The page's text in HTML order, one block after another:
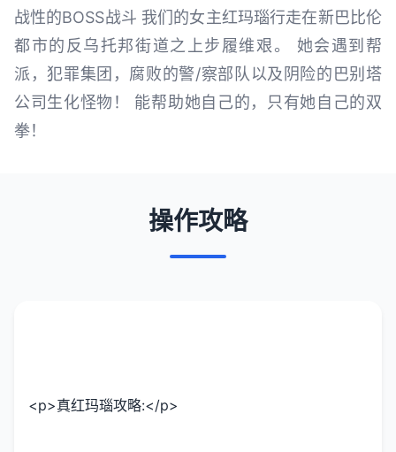
战性的BOSS战斗 我们的女主红玛瑙行走在新巴比伦
都市的反乌托邦街道之上步履维艰。 她会遇到帮
派，犯罪集团，腐败的警/察部队以及阴险的巴别塔
公司生化怪物！ 能帮助她自己的，只有她自己的双
拳！
操作攻略
<p>真红玛瑙攻略:</p>